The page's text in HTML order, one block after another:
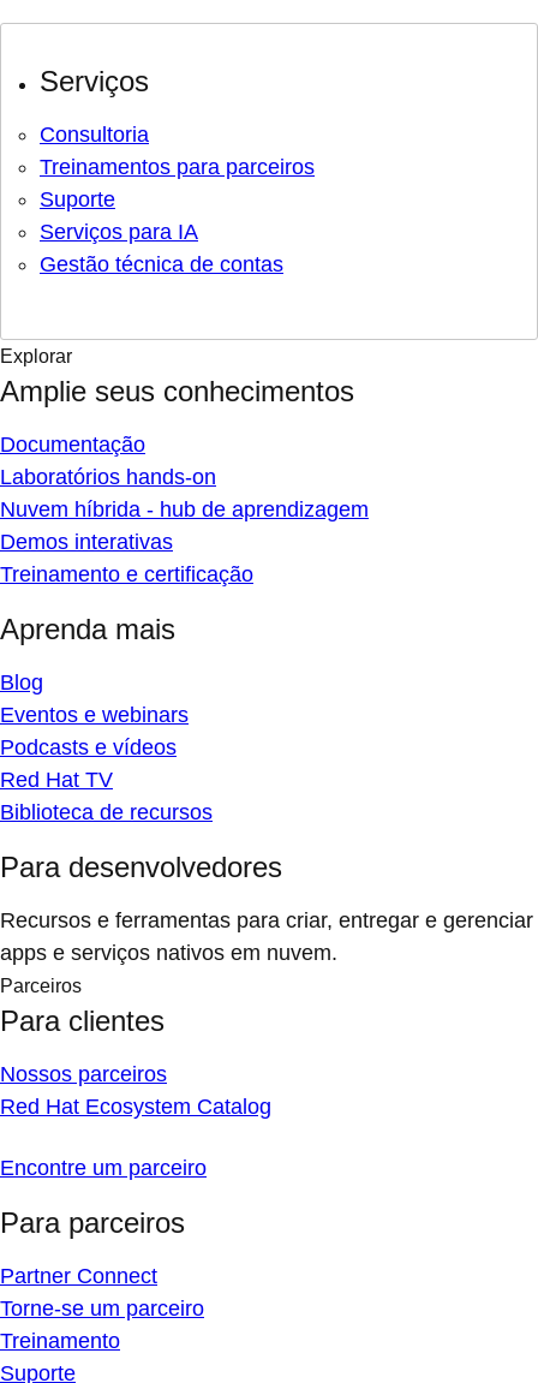
Serviços
Consultoria
Treinamentos para parceiros
Suporte
Serviços para IA
Gestão técnica de contas
Explorar
Amplie seus conhecimentos
Documentação
Laboratórios hands-on
Nuvem híbrida - hub de aprendizagem
Demos interativas
Treinamento e certificação
Aprenda mais
Blog
Eventos e webinars
Podcasts e vídeos
Red Hat TV
Biblioteca de recursos
Para desenvolvedores
Recursos e ferramentas para criar, entregar e gerenciar
apps e serviços nativos em nuvem.
Parceiros
Para clientes
Nossos parceiros
Red Hat Ecosystem Catalog
Encontre um parceiro
Para parceiros
Partner Connect
Torne-se um parceiro
Treinamento
Suporte